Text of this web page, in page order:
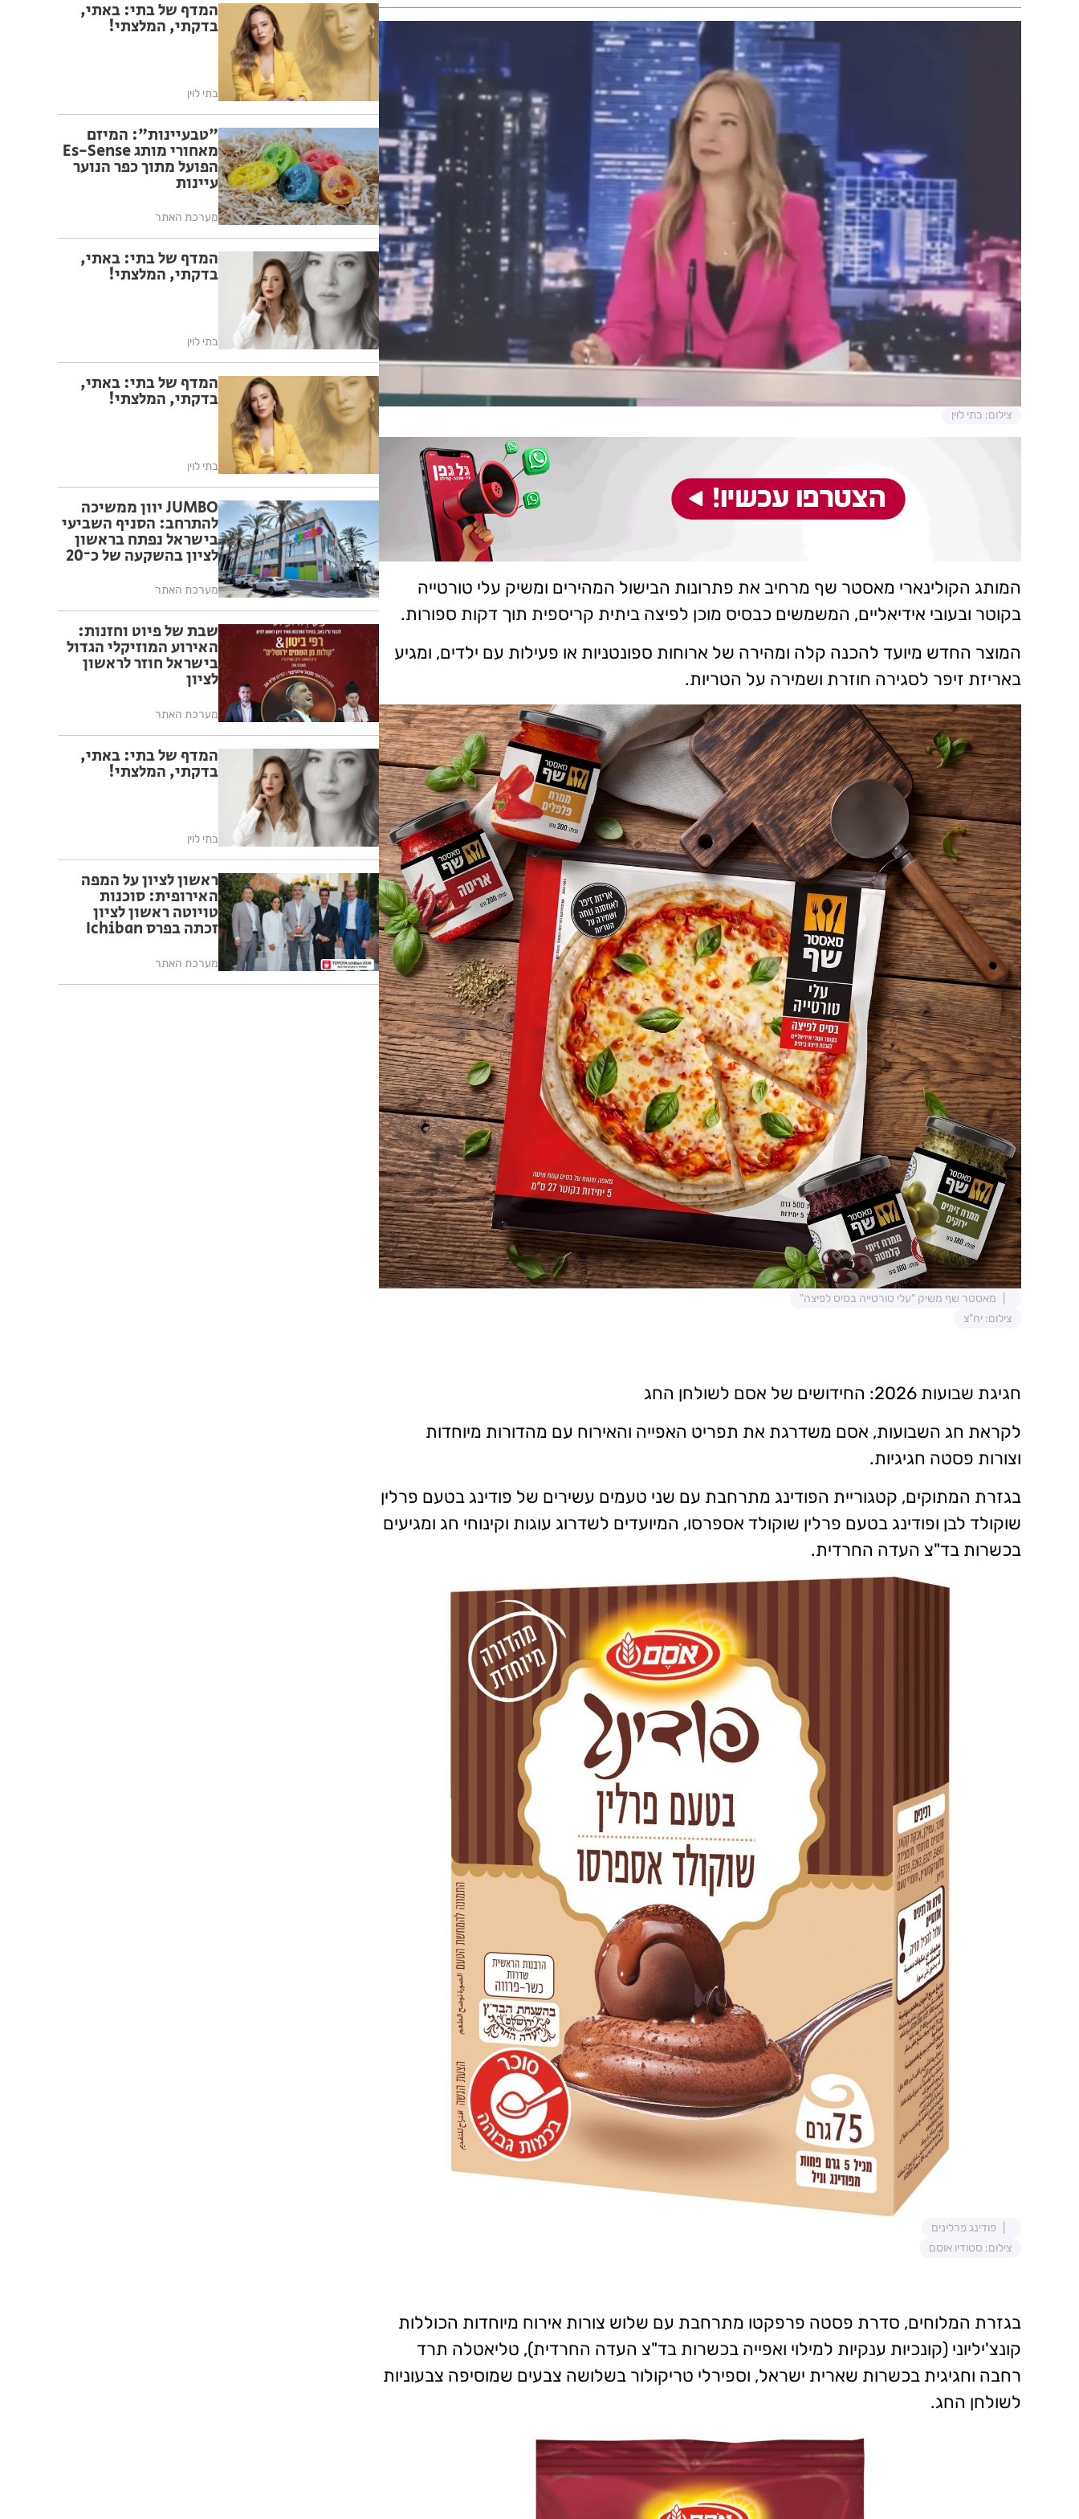
צילום: בתי לוין
המותג הקולינארי מאסטר שף מרחיב את פתרונות הבישול המהירים ומשיק עלי טורטייה
בקוטר ובעובי אידיאליים, המשמשים כבסיס מוכן לפיצה ביתית קריספית תוך דקות ספורות.
המוצר החדש מיועד להכנה קלה ומהירה של ארוחות ספונטניות או פעילות עם ילדים, ומגיע
באריזת זיפר לסגירה חוזרת ושמירה על הטריות.
מאסטר שף משיק "עלי טורטייה בסיס לפיצה"
צילום: יח"צ
חגיגת שבועות 2026: החידושים של אסם לשולחן החג
לקראת חג השבועות, אסם משדרגת את תפריט האפייה והאירוח עם מהדורות מיוחדות
וצורות פסטה חגיגיות.
בגזרת המתוקים, קטגוריית הפודינג מתרחבת עם שני טעמים עשירים של פודינג בטעם פרלין
שוקולד לבן ופודינג בטעם פרלין שוקולד אספרסו, המיועדים לשדרוג עוגות וקינוחי חג ומגיעים
בכשרות בד"צ העדה החרדית.
פודינג פרלינים
צילום: סטודיו אוסם
בגזרת המלוחים, סדרת פסטה פרפקטו מתרחבת עם שלוש צורות אירוח מיוחדות הכוללות
קונצ'יליוני (קונכיות ענקיות למילוי ואפייה בכשרות בד"צ העדה החרדית), טליאטלה תרד
רחבה וחגיגית בכשרות שארית ישראל, וספירלי טריקולור בשלושה צבעים שמוסיפה צבעוניות
לשולחן החג.
המדף של בתי: באתי,
בדקתי, המלצתי!
בתי לוין
"טבעיינות": המיזם
מאחורי מותג Es-Sense
הפועל מתוך כפר הנוער
עיינות
מערכת האתר
המדף של בתי: באתי,
בדקתי, המלצתי!
בתי לוין
המדף של בתי: באתי,
בדקתי, המלצתי!
בתי לוין
JUMBO יוון ממשיכה
להתרחב: הסניף השביעי
בישראל נפתח בראשון
לציון בהשקעה של כ־20
מערכת האתר
שבת של פיוט וחזנות:
האירוע המוזיקלי הגדול
בישראל חוזר לראשון
לציון
מערכת האתר
המדף של בתי: באתי,
בדקתי, המלצתי!
בתי לוין
ראשון לציון על המפה
האירופית: סוכנות
טויוטה ראשון לציון
זכתה בפרס Ichiban
בחוויית לקוח של טויוטה
מערכת האתר